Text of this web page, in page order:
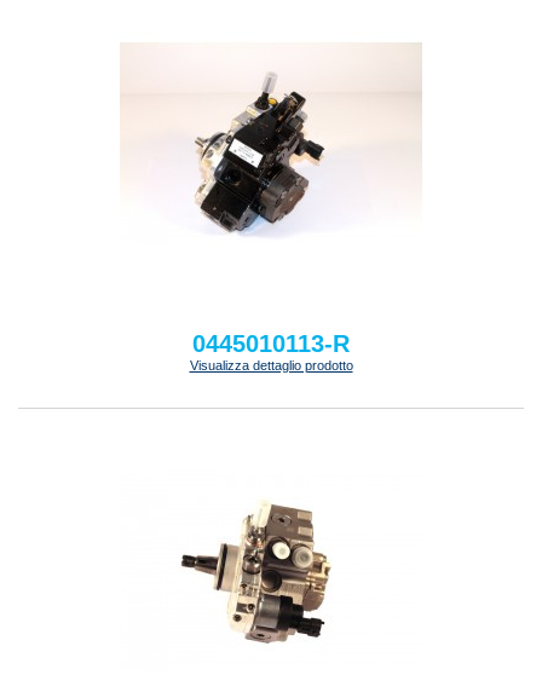
0445010113-R
Visualizza dettaglio prodotto